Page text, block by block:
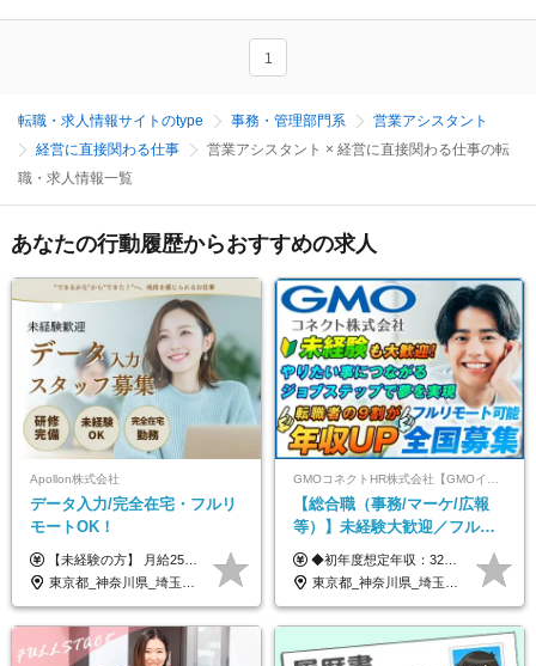
1
転職・求人情報サイトのtype 事務・管理部門系
営業アシスタント
経営に直接関わる仕事
営業アシスタント × 経営に直接関わる仕事の転
職・求人情報一覧
あなたの行動履歴からおすすめの求人
Apollon株式会社
データ入力/完全在宅・フルリ
モートOK！
【未経験の方】 月給25.5万円以上＋各種手当 【事務経験3年以上の方】 月給28万円以上＋各種手当 ※経験・スキル・年齢を考慮の上、決定します ※試用期間：3ヶ月(雇用形態は正社員、給与・待遇に変更はありません) ※残業代は全額別途支給 ※昇給：年1回（査定あり） ※賞与：年3回（業績に応じて支給） ＼努力がしっかり評価される環境です！／ 「どんなスキルを身につければ昇給できるか」が明確だから、 着実に成長しながら収入アップを目指せます。
東京都_神奈川県_埼玉県_千葉県_大阪府_愛知県_北海道_青森県_岩手県_宮城県_秋田県_山形県_福島県_茨城県_栃木県_群馬県_新潟県_山梨県_長野県_富山県_石川県_福井県_静岡県_岐阜県_三重県_兵庫県_京都府_滋賀県_奈良県_和歌山県_広島県_岡山県_鳥取県_島根県_山口県_徳島県_香川県_愛媛県_高知県_福岡県_熊本県_佐賀県_長崎県_大分県_宮崎県_鹿児島県_沖縄県
GMOコネクトHR株式会社【GMOインターネットグループ】
【総合職（事務/マーケ/広報
等）】未経験大歓迎／フルリ
モ可で全国募集！年収アップ
多数★年休最大130日★
◆初年度想定年収：320万円〜840万円 【関東／一都三県】月給24万円〜70万円 【関西・東海地方】月給23万円〜65万円 【その他の地方等】月給22万円〜60万円 ※ご経験・スキル・前職給与などを考慮の上決定いたします。 ◉固定残業代制（固定残業代10,000円含） 固定残業代は7時間分・時間超過分は追加支給 ≪月給例≫ ・月給54万円（29歳／入社3年目） ・月給38万円（26歳／入社2年目） ・月給28万円（24歳／入社1年目） ※試用期間は6ヶ月で、その間の雇用形態は契約社員です。そのほかの条件に変更はありません。
東京都_神奈川県_埼玉県_千葉県_大阪府_愛知県_北海道_青森県_岩手県_宮城県_秋田県_山形県_福島県_茨城県_栃木県_群馬県_新潟県_山梨県_長野県_富山県_石川県_福井県_静岡県_岐阜県_三重県_兵庫県_京都府_滋賀県_奈良県_和歌山県_広島県_岡山県_鳥取県_島根県_山口県_徳島県_香川県_愛媛県_高知県_福岡県_熊本県_佐賀県_長崎県_大分県_宮崎県_鹿児島県_沖縄県